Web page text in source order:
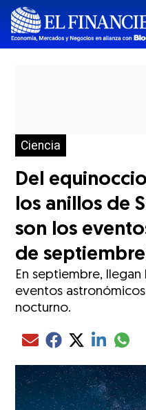
Ciencia
Del
los anillos de
son los
de
En septiembre,
eventos
nocturno.
Compartir el artículo
Compartir el artículo
Compartir el
Compartir